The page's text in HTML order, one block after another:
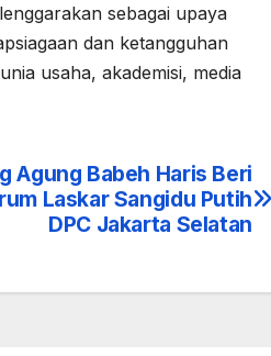
sebagai upaya
dan ketangguhan
usaha, akademisi, media
Agung Babeh Haris Beri
Laskar Sangidu Putih
DPC Jakarta Selatan